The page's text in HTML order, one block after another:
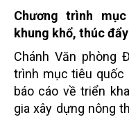
Chương trình
khung khổ, thúc
Chánh Văn phòng
trình mục tiêu quốc
báo cáo về triển
gia xây dựng nông